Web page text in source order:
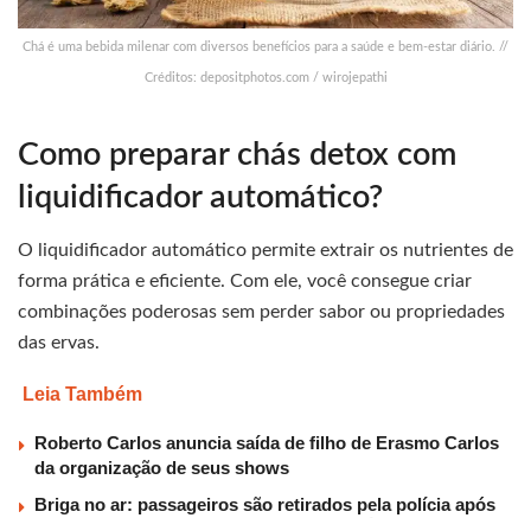
Chá é uma bebida milenar com diversos benefícios para a saúde e bem-estar diário. //
Créditos: depositphotos.com / wirojepathi
Como preparar chás detox com
liquidificador automático?
O liquidificador automático permite extrair os nutrientes de
forma prática e eficiente. Com ele, você consegue criar
combinações poderosas sem perder sabor ou propriedades
das ervas.
Leia Também
Roberto Carlos anuncia saída de filho de Erasmo Carlos
da organização de seus shows
Briga no ar: passageiros são retirados pela polícia após